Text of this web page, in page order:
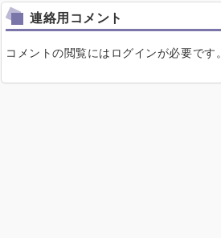
連絡用コメント
コメントの閲覧にはログインが必要です。